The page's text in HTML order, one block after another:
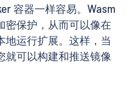
容器一样容易。Wasm
密保护，从而可以像在
地运行扩展。这样，当
就可以构建和推送镜像